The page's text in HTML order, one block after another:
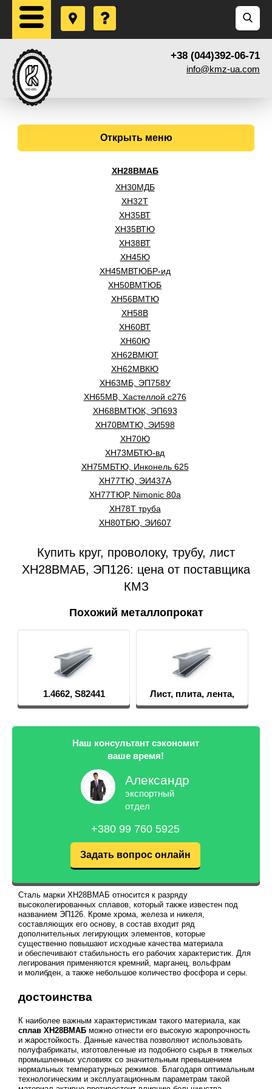
+38 (044)392-06-71
info@kmz-ua.com
Открыть меню
ХН28ВМАБ
ХН30МДБ
ХН32Т
ХН35ВТ
ХН35ВТЮ
ХН38ВТ
ХН45Ю
ХН45МВТЮБР-ид
ХН50ВМТЮБ
ХН56ВМТЮ
ХН58В
ХН60ВТ
ХН60Ю
ХН62ВМЮТ
ХН62МВКЮ
ХН63МБ, ЭП758У
ХН65МВ, Хастеллой c276
ХН68ВМТЮК, ЭП693
ХН70ВМТЮ, ЭИ598
ХН70Ю
ХН73МБТЮ-вд
ХН75МБТЮ, Инконель 625
ХН77ТЮ, ЭИ437А
ХН77ТЮР, Nimonic 80a
ХН78Т труба
ХН80ТБЮ, ЭИ607
Купить круг, проволоку, трубу, лист
ХН28ВМАБ, ЭП126: цена от поставщика
КМЗ
Похожий металлопрокат
1.4662, S82441
Лист, плита, лента,
фольга
Наш консультант сэкономит
ваше время!
Александр
экспортный
отдел
+380 99 760 5925
Задать вопрос онлайн
Сталь марки ХН28ВМАБ относится к разряду
высоколегированных сплавов, который также известен под
названием ЭП126. Кроме хрома, железа и никеля,
составляющих его основу, в состав входит ряд
дополнительных легирующих элементов, которые
существенно повышают исходные качества материала
и обеспечивают стабильность его рабочих характеристик. Для
легирования применяются кремний, марганец, вольфрам
и молибден, а также небольшое количество фосфора и серы.
достоинства
К наиболее важным характеристикам такого материала, как
сплав ХН28ВМАБможно отнести его высокую жаропрочность
и жаростойкость. Данные качества позволяют использовать
полуфабрикаты, изготовленные из подобного сырья в тяжелых
промышленных условиях со значительным превышением
нормальных температурных режимов. Благодаря оптимальным
технологическим и эксплуатационным параметрам такой